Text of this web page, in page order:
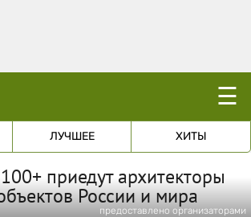
☰
ЛУЧШЕЕ ХИТЫ
приедут архитекторы
России и мира
предоставлено организаторами